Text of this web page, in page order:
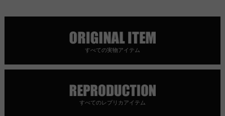
すべての実物アイテム
すべてのレプリカアイテム